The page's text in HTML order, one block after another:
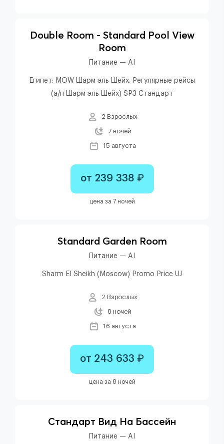
Double Room - Standard Pool View
Room
Питание — AI
Египет: MOW Шарм эль Шейх. Регулярные рейсы
(а/п Шарм эль Шейх) SP3 Стандарт
2 Взрослых
7 ночей
15 августа
от 239 338 ₽
цена за 7 ночей
Standard Garden Room
Питание — AI
Sharm El Sheikh (Moscow) Promo Price UJ
2 Взрослых
8 ночей
16 августа
от 243 633 ₽
цена за 8 ночей
Стандарт Вид На Бассейн
Питание — AI